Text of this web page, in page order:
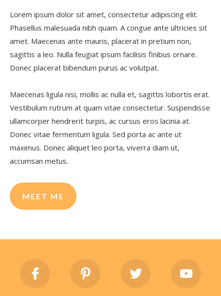
Lorem ipsum dolor sit amet, consectetur adipiscing elit.
Phasellus malesuada nibh quam. A congue ante ultricies sit
amet. Maecenas ante mauris, placerat in pretium non,
sagittis a leo. Nulla feugiat ipsum facilisis finibus ornare.
Donec placerat bibendum purus ac volutpat.
Maecenas ligula nisi, mollis ac nulla et, sagittis lobortis erat.
Vestibulum rutrum at quam vitae consectetur. Suspendisse
ullamcorper hendrerit turpis, ac cursus eros lacinia at.
Donec vitae fermentum ligula. Sed porta ac ante ut
maximus. Donec aliquet leo porta, viverra diam ut,
accumsan metus.
MEET ME